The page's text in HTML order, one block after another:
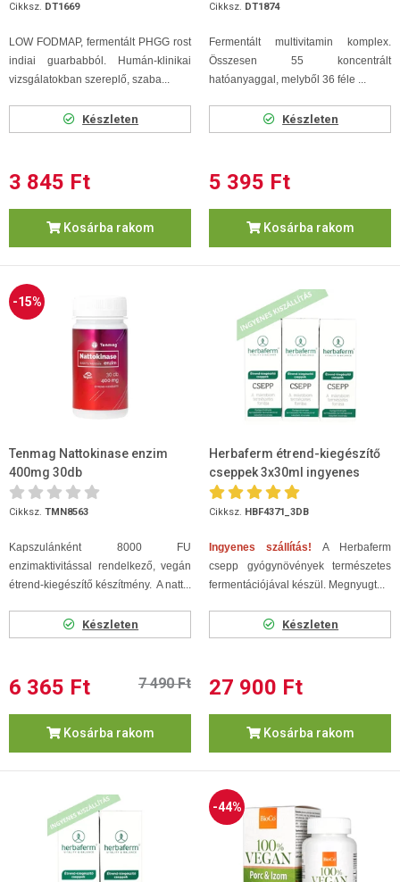
Cikksz. DT1669
LOW FODMAP, fermentált PHGG rost
indiai guarbabból. Humán-klinikai
vizsgálatokban szereplő, szaba...
Készleten
3 845 Ft
Kosárba rakom
Cikksz. DT1874
Fermentált multivitamin komplex.
Összesen 55 koncentrált
hatóanyaggal, melyből 36 féle ...
Készleten
5 395 Ft
Kosárba rakom
-15%
Tenmag Nattokinase enzim
400mg 30db
Cikksz. TMN8563
Kapszulánként 8000 FU
enzimaktivitással rendelkező, vegán
étrend-kiegészítő készítmény. A natt...
Készleten
6 365 Ft 7 490 Ft
Kosárba rakom
Herbaferm étrend-kiegészítő
cseppek 3x30ml ingyenes
szállítással
Cikksz. HBF4371_3DB
Ingyenes szállítás! A Herbaferm
csepp gyógynövények természetes
fermentációjával készül. Megnyugt...
Készleten
27 900 Ft
Kosárba rakom
-44%